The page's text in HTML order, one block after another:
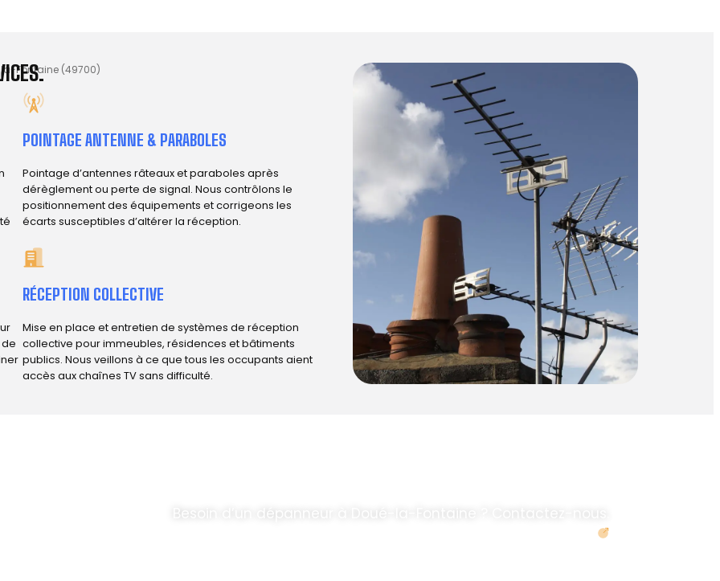
Fontaine (49700)
POINTAGE ANTENNE & PARABOLES
Pointage d’antennes râteaux et paraboles après
dérèglement ou perte de signal. Nous contrôlons le
positionnement des équipements et corrigeons les
écarts susceptibles d’altérer la réception.
RÉCEPTION COLLECTIVE
Mise en place et entretien de systèmes de réception
collective pour immeubles, résidences et bâtiments
publics. Nous veillons à ce que tous les occupants aient
accès aux chaînes TV sans difficulté.
Besoin d’un dépanneur à Doué-la-Fontaine ? Contactez-nous.